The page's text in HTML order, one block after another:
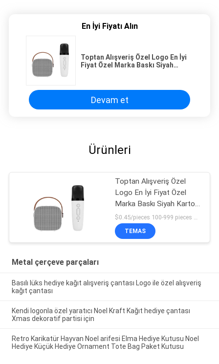
En İyi Fiyatı Alın
Toptan Alışveriş Özel Logo En İyi
Fiyat Özel Marka Baskı Siyah
Devam et
Ürünleri
Toptan Alışveriş Özel
Logo En İyi Fiyat Özel
Marka Baskı Siyah Karton
Şarap Kağıdı Torbası
$0.45/pieces 100-999 pieces MOQ:100 parça
TEMAS
Metal çerçeve parçaları
Basılı lüks hediye kağıt alışveriş çantası Logo ile özel alışveriş
kağıt çantası
Kendi logonla özel yaratıcı Noel Kraft Kağıt hediye çantası
Xmas dekoratif partisi için
Retro Karikatür Hayvan Noel arifesi Elma Hediye Kutusu Noel
Hediye Küçük Hediye Ornament Tote Bag Paket Kutusu